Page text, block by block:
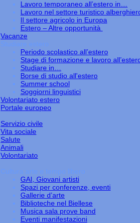
Lavoro temporaneo all’estero in…
Lavoro nel settore turistico
Il settore agricolo in Europa
Estero – Altre opportunità
Vacanze
Studiare estero
Periodo scolastico all’estero
Stage di formazione e lavoro
Studiare in…
Borse di studio all'estero
Summer school
Soggiorni linguistici
Volontariato estero
Portale europeo
Servizio civile
Vita sociale
Salute
Animali
Volontariato
Cultura arte e tempo libero
GAI, Giovani artisti
Spazi per conferenze, eventi
Gallerie d’arte
Biblioteche nel Biellese
Musica sala prove band
Eventi manifestazioni